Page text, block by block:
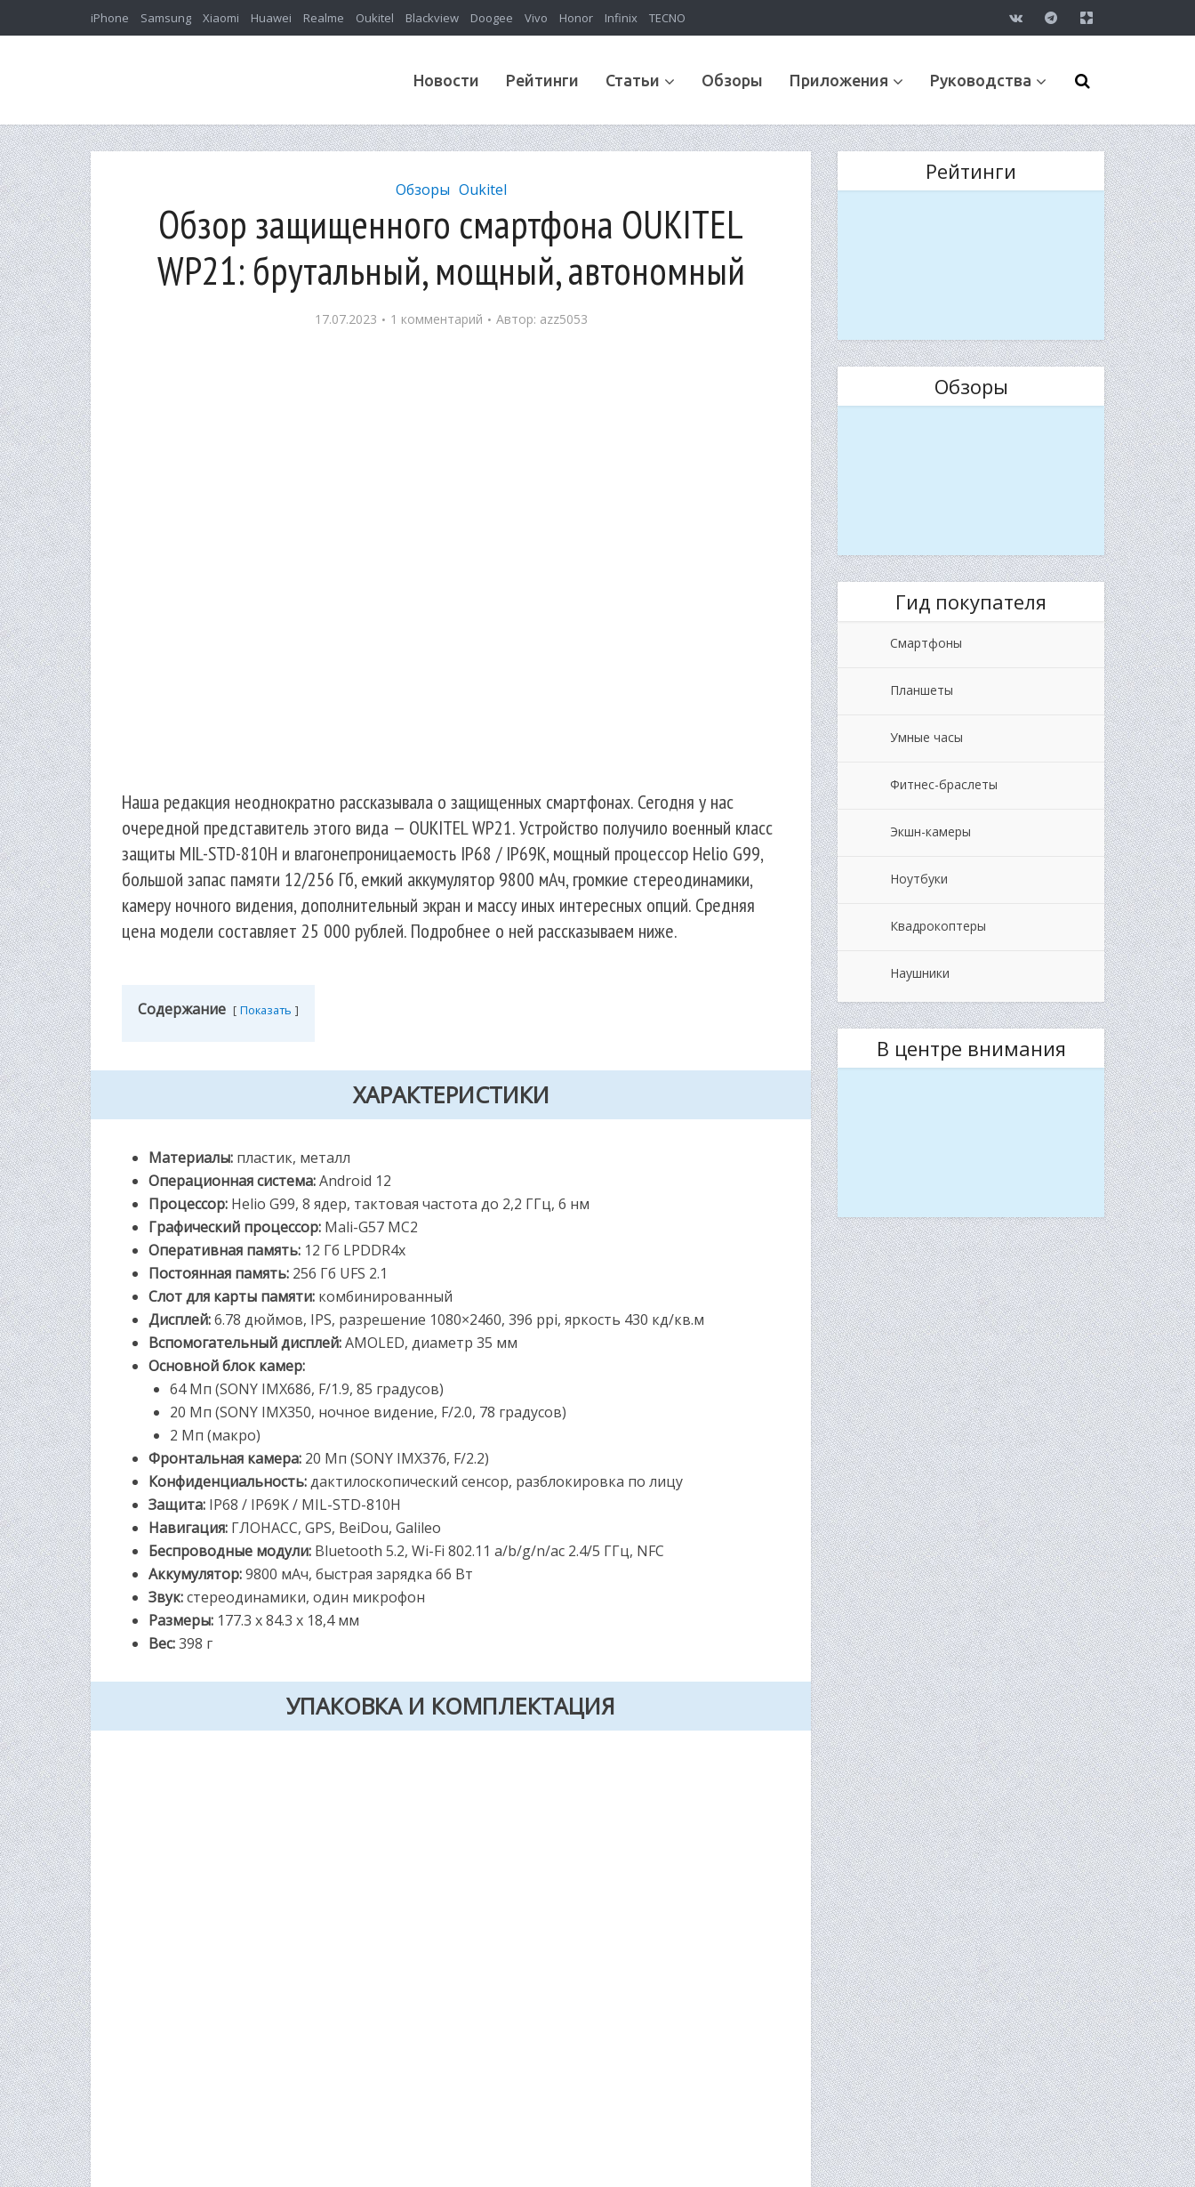
iPhone Samsung Xiaomi Huawei Realme Oukitel Blackview Doogee Vivo Honor Infinix TECNO
Новости Рейтинги Статьи Обзоры Приложения Руководства
Обзоры Oukitel
Обзор защищенного смартфона OUKITEL
WP21: брутальный, мощный, автономный
17.07.2023 1 комментарий Автор: azz5053
Наша редакция неоднократно рассказывала о защищенных смартфонах. Сегодня у нас
очередной представитель этого вида — OUKITEL WP21. Устройство получило военный класс
защиты MIL-STD-810H и влагонепроницаемость IP68 / IP69K, мощный процессор Helio G99,
большой запас памяти 12/256 Гб, емкий аккумулятор 9800 мАч, громкие стереодинамики,
камеру ночного видения, дополнительный экран и массу иных интересных опций. Средняя
цена модели составляет 25 000 рублей. Подробнее о ней рассказываем ниже.
Содержание Показать
ХАРАКТЕРИСТИКИ
Материалы: пластик, металл
Операционная система:Android 12
Процессор: Helio G99, 8 ядер, тактовая частота до 2,2 ГГц, 6 нм
Графический процессор: Mali-G57 MC2
Оперативная память: 12 Гб LPDDR4x
Постоянная память: 256 Гб UFS 2.1
Слот для карты памяти: комбинированный
Дисплей:6.78 дюймов, IPS, разрешение 1080×2460, 396 ppi, яркость 430 кд/кв.м
Вспомогательный дисплей:AMOLED, диаметр 35 мм
Основной блок камер:
64 Мп (SONY IMX686, F/1.9, 85 градусов)
20 Мп (SONY IMX350, ночное видение, F/2.0, 78 градусов)
2 Мп (макро)
Фронтальная камера: 20 Мп (SONY IMX376, F/2.2)
Конфиденциальность:дактилоскопический сенсор, разблокировка по лицу
Защита: IP68 / IP69K / MIL-STD-810H
Навигация: ГЛОНАСС, GPS, BeiDou, Galileo
Беспроводные модули: Bluetooth 5.2, Wi-Fi 802.11 a/b/g/n/ac 2.4/5 ГГц, NFC
Аккумулятор:9800 мАч, быстрая зарядка 66 Вт
Звук:стереодинамики, один микрофон
Размеры: 177.3 x 84.3 x 18,4 мм
Вес:398 г
УПАКОВКА И КОМПЛЕКТАЦИЯ
Рейтинги
Обзоры
Гид покупателя
Смартфоны
Планшеты
Умные часы
Фитнес-браслеты
Экшн-камеры
Ноутбуки
Квадрокоптеры
Наушники
В центре внимания